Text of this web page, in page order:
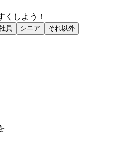
くしよう！
員 シニア
それ以外